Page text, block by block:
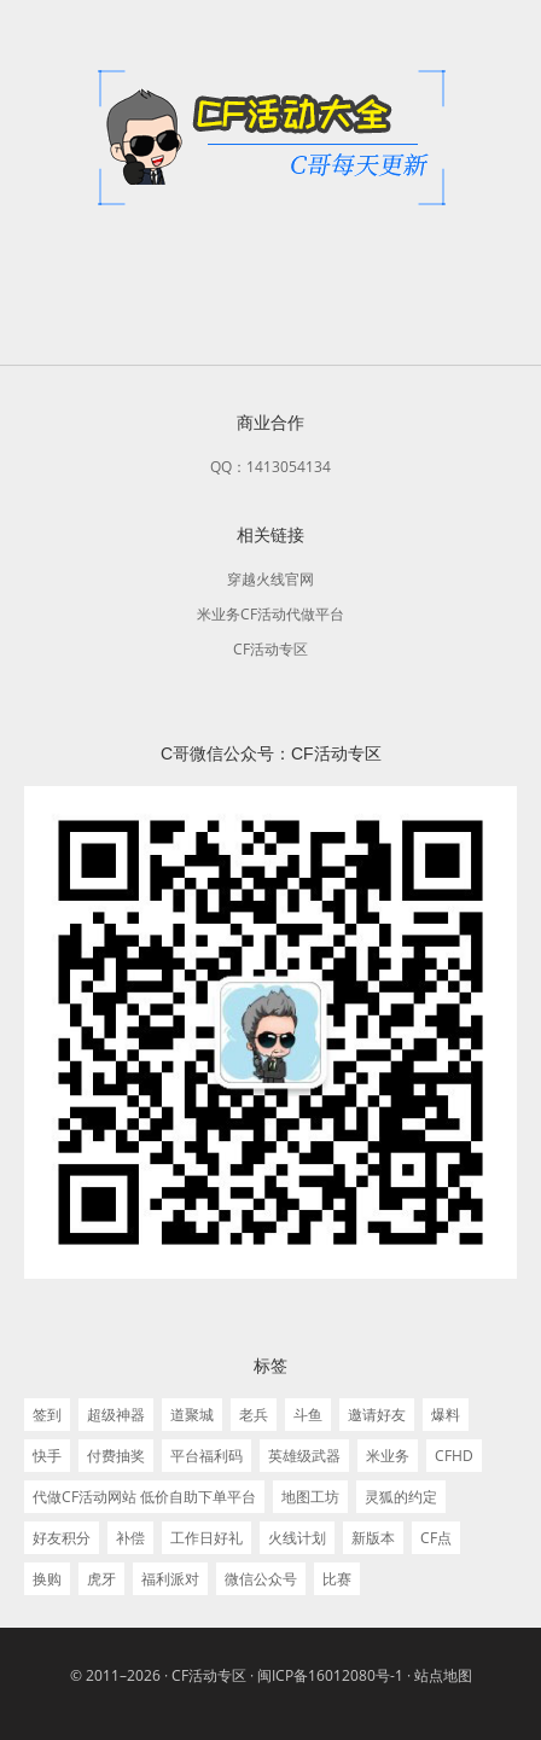
商业合作
QQ：1413054134
相关链接
穿越火线官网
米业务CF活动代做平台
CF活动专区
C哥微信公众号：CF活动专区
标签
签到 超级神器 道聚城 老兵 斗鱼 邀请好友
爆料
快手
付费抽奖 平台福利码 英雄级武器 米业务
CFHD
代做CF活动网站 低价自助下单平台
地图工坊
灵狐的约定
好友积分
补偿 工作日好礼 火线计划 新版本
CF点
换购
虎牙 福利派对 微信公众号 比赛
© 2011–2026 ·CF活动专区 · 闽ICP备16012080号-1 ·站点地图